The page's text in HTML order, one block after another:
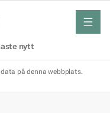
nytt
meny
på denna webbplats.